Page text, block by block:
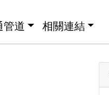
管道 相關連結